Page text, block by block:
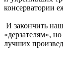
консерватории
И закончить
«дерзателям»,
лучших